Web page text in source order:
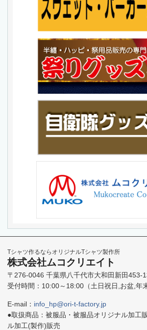
Tシャツ作るならオリジナルTシャツ製作所
株式会社ムコクリエイト
〒276-0046 千葉県八千代市大和田新田453-
受付時間：10:00～18:00（土日祝日,お盆,年
E-mail： info_hp@ori-t-factory.jp
●取扱商品： 被服品・被服品オリジナル加工
ル加工(製作)販売